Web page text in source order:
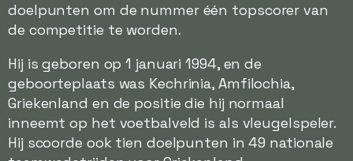
doelpunten om de nummer één topscorer van
de competitie te worden.
Hij is geboren op 1 januari 1994, en de
geboorteplaats was Kechrinia, Amfilochia,
Griekenland en de positie die hij normaal
inneemt op het voetbalveld is als vleugelspeler.
Hij scoorde ook tien doelpunten in 49 nationale